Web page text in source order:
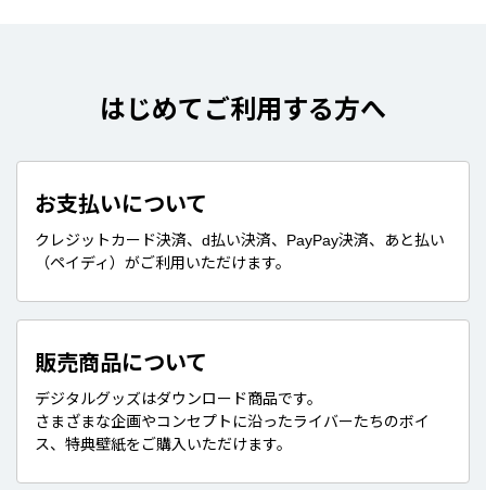
はじめてご利用する方へ
お支払いについて
クレジットカード決済、d払い決済、PayPay決済、あと払い
（ペイディ）がご利用いただけます。
販売商品について
デジタルグッズはダウンロード商品です。
さまざまな企画やコンセプトに沿ったライバーたちのボイ
ス、特典壁紙をご購入いただけます。